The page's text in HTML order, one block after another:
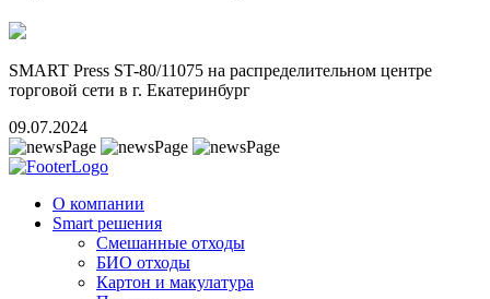
SMART Press ST-80/11075 на распределительном центре
торговой сети в г. Екатеринбург
09.07.2024
О компании
Smart решения
Смешанные отходы
БИО отходы
Картон и макулатура